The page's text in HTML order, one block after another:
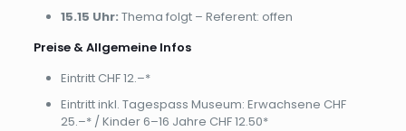
15.15 Uhr: Thema folgt – Referent: offen
Preise & Allgemeine Infos
Eintritt CHF 12.–*
Eintritt inkl. Tagespass Museum: Erwachsene CHF
25.–* / Kinder 6–16 Jahre CHF 12.50*